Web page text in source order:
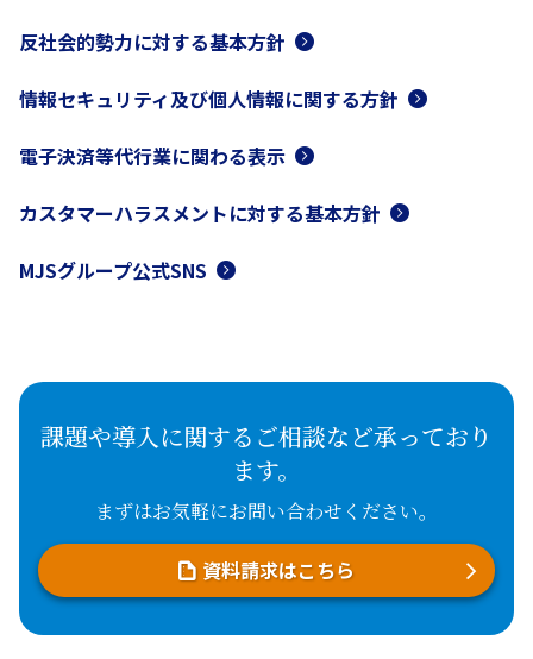
反社会的勢力に対する基本方針
情報セキュリティ及び個人情報に関する方針
電子決済等代行業に関わる表示
カスタマーハラスメントに対する基本方針
MJSグループ公式SNS
課題や導入に関するご相談など承っており
ます。
まずはお気軽にお問い合わせください。
資料請求はこちら